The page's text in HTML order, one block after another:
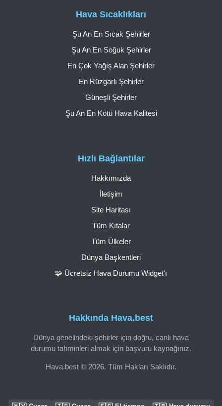
Hakkında Hava.best
Dünya genelindeki şehirler için doğru, canlı hava
durumu tahminleri almak için başvuru kaynağınız.
Hava.best © 2026. Tüm Hakları Saklıdır.
Hızlı Bağlantılar
Hakkımızda
İletişim
Site Haritası
Tüm Kıtalar
Tüm Ülkeler
Dünya Başkentleri
🧩 Ücretsiz Hava Durumu Widget'ı
Hava Sıcaklıkları
Şu An En Sıcak Şehirler
Şu An En Soğuk Şehirler
En Çok Yağış Alan Şehirler
En Rüzgarlı Şehirler
Güneşli Şehirler
Şu An En Kötü Hava Kalitesi